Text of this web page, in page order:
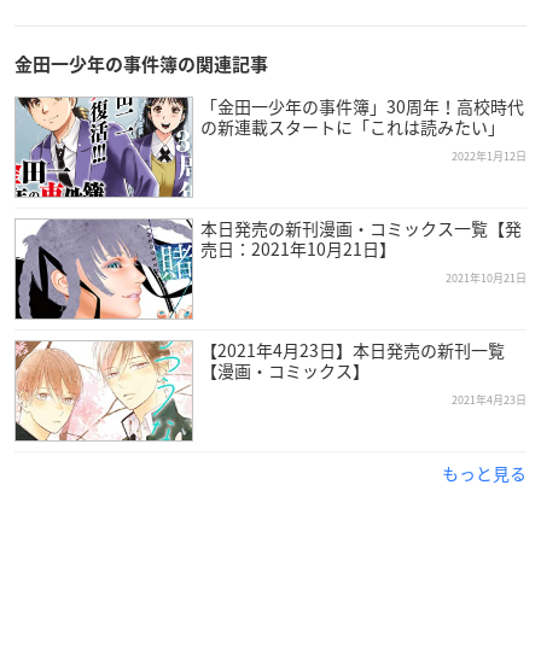
金田一少年の事件簿の関連記事
「金田一少年の事件簿」30周年！高校時代
の新連載スタートに「これは読みたい」
2022年1月12日
本日発売の新刊漫画・コミックス一覧【発
売日：2021年10月21日】
2021年10月21日
【2021年4月23日】本日発売の新刊一覧
【漫画・コミックス】
2021年4月23日
もっと見る